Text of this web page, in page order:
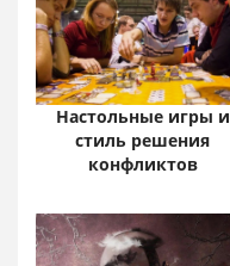
Настольные игры и
стиль решения
конфликтов